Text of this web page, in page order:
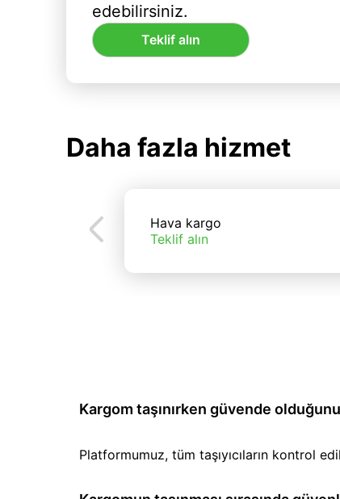
edebilirsiniz.
Teklif alın
Daha fazla hizmet
Hava kargo
Teklif alın
Kargom taşınırken güvende
Platformumuz, tüm taşıyıcıların kontrol